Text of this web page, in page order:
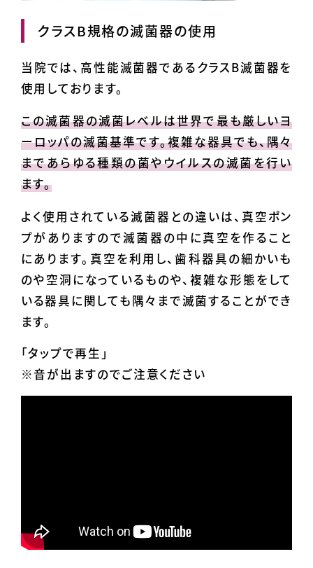
クラスB規格の滅菌器の使用
当院では、高性能滅菌器であるクラスB滅菌器を
使用しております。
この滅菌器の滅菌レベルは世界で最も厳しいヨ
ーロッパの滅菌基準です。複雑な器具でも、隅々
まであらゆる種類の菌やウイルスの滅菌を行い
ます。
よく使用されている滅菌器との違いは、真空ポン
プがありますので滅菌器の中に真空を作ること
にあります。真空を利用し、歯科器具の細かいも
のや空洞になっているものや、複雑な形態をして
いる器具に関しても隅々まで滅菌することができ
ます。
「タップで再生」
※音が出ますのでご注意ください